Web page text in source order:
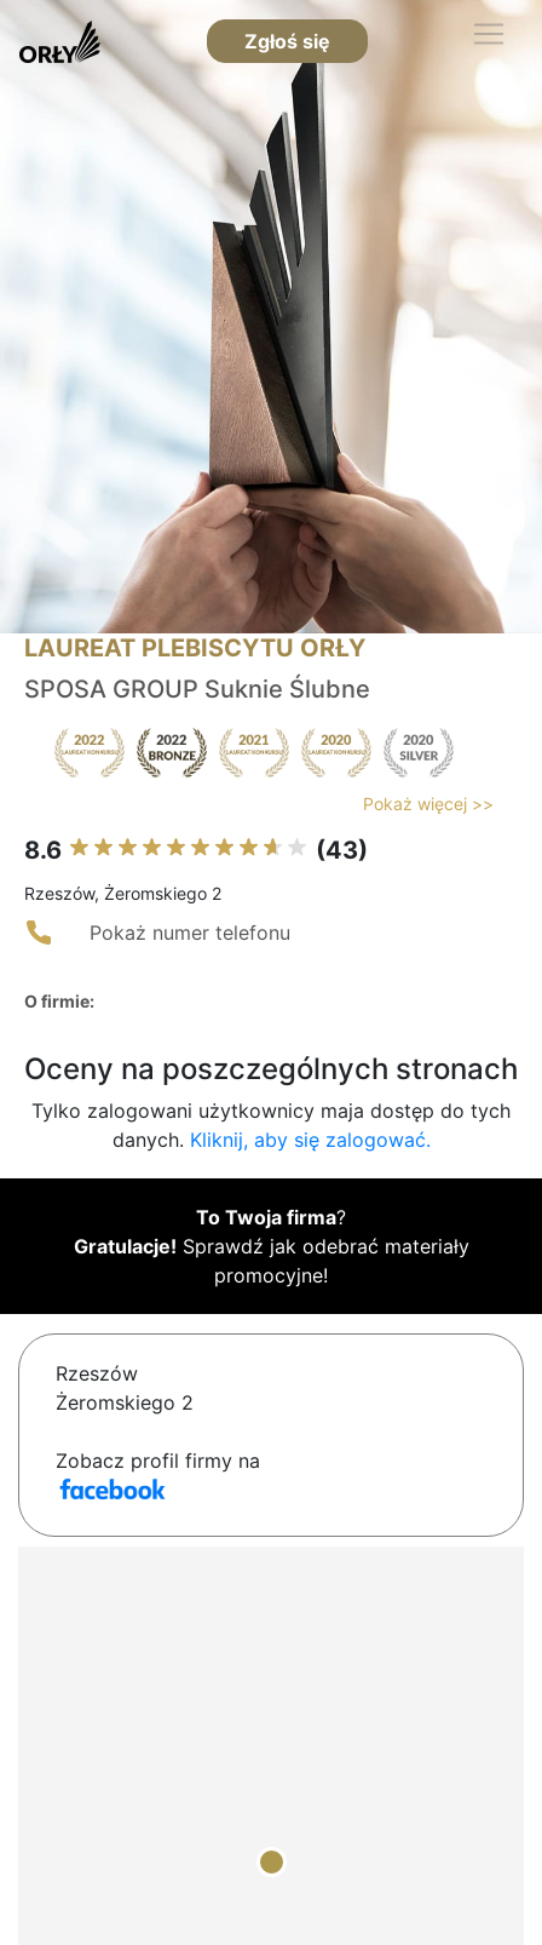
Zgłoś się
LAUREAT PLEBISCYTU ORŁY
SPOSA GROUP Suknie Ślubne
Pokaż więcej >>
8.6 (43)
Rzeszów, Żeromskiego 2
Pokaż numer telefonu
O firmie:
Oceny na poszczególnych stronach
Tylko zalogowani użytkownicy maja dostęp do tych
danych. Kliknij, aby się zalogować.
To Twoja firma?
Gratulacje! Sprawdź jak odebrać materiały
promocyjne!
Rzeszów
Żeromskiego 2
Zobacz profil firmy na